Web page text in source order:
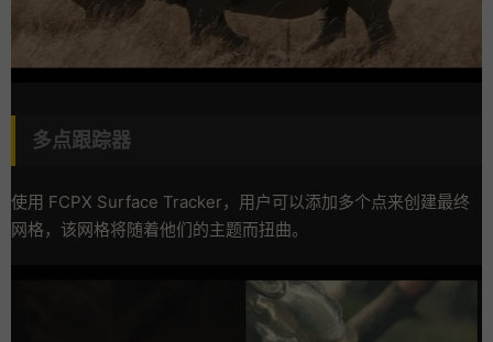
多点跟踪器
使用 FCPX Surface Tracker，用户可以添加多个点来创建最终
网格，该网格将随着他们的主题而扭曲。